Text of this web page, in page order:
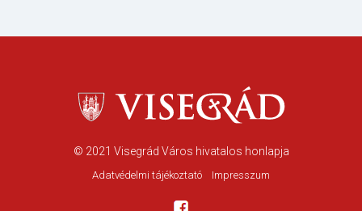
© 2021 Visegrád Város hivatalos honlapja
Adatvédelmi tájékoztató Impresszum